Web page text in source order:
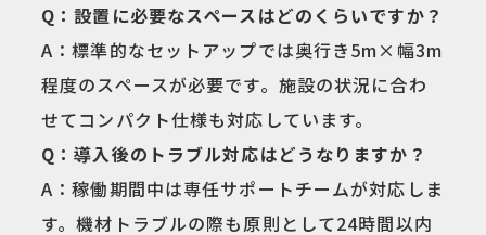
Q：設置に必要なスペースはどのくらいですか？
A：標準的なセットアップでは奥行き5m×幅3m
程度のスペースが必要です。施設の状況に合わ
せてコンパクト仕様も対応しています。
Q：導入後のトラブル対応はどうなりますか？
A：稼働期間中は専任サポートチームが対応しま
す。機材トラブルの際も原則として24時間以内